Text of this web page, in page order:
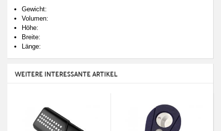
Gewicht:
Volumen:
Höhe:
Breite:
Länge:
WEITERE INTERESSANTE ARTIKEL